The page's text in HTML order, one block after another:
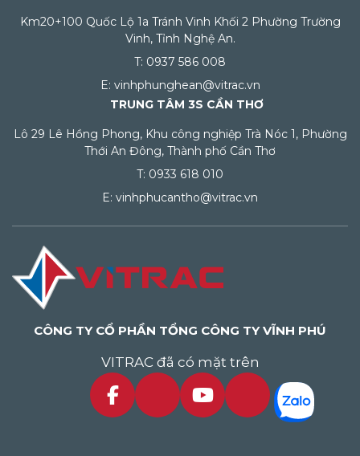
Km20+100 Quốc Lộ 1a Tránh Vinh Khối 2 Phường Trường
Vinh, Tỉnh Nghệ An.
T: 0937 586 008
E: vinhphunghean@vitrac.vn
TRUNG TÂM 3S CẦN THƠ
Lô 29 Lê Hồng Phong, Khu công nghiệp Trà Nóc 1, Phường
Thới An Đông, Thành phố Cần Thơ
T: 0933 618 010
E: vinhphucantho@vitrac.vn
CÔNG TY CỔ PHẦN TỔNG CÔNG TY VĨNH PHÚ
VITRAC đã có mặt trên